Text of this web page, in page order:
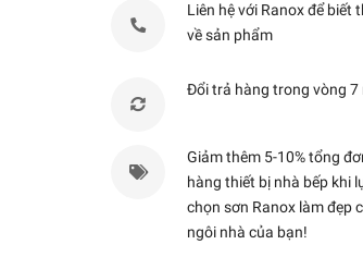
Liên hệ với Ranox để biết
về sản phẩm
Đổi trả hàng trong vòng 7
Giảm thêm 5-10% tổng
hàng thiết bị nhà bếp khi
chọn sơn Ranox làm đẹp
ngôi nhà của bạn!